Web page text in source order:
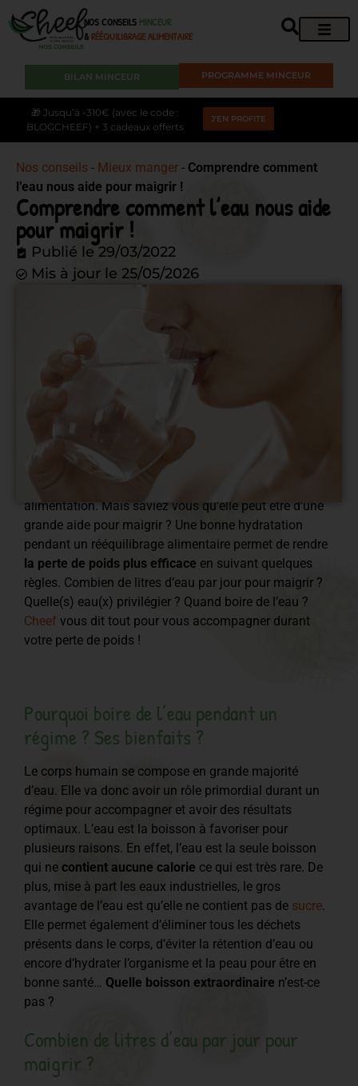
NOS CONSEILS MINCEUR
&RÉÉQUILIBRAGE ALIMENTAIRE
PROGRAMME MINCEUR
BILAN MINCEUR
🎁 Jusqu’à -310€ (avec le code :
BLOGCHEEF) + 3 cadeaux offerts
J'EN PROFITE
Nos conseils - Mieux manger - Comprendre comment
l’eau nous aide pour maigrir !
Comprendre comment l’eau nous aide
pour maigrir !
Publié le 29/03/2022
Mis à jour le 25/05/2026
besoin primaire
alimentation. Mais saviez vous qu’elle peut être d’une
grande aide pour maigrir ? Une bonne hydratation
pendant un rééquilibrage alimentaire permet de rendre
la perte de poids plus efficace en suivant quelques
règles. Combien de litres d’eau par jour pour maigrir ?
Quelle(s) eau(x) privilégier ? Quand boire de l’eau ?
Cheef vous dit tout pour vous accompagner durant
votre perte de poids !
Pourquoi boire de l’eau pendant un
régime ? Ses bienfaits ?
Le corps humain se compose en grande majorité
d’eau. Elle va donc avoir un rôle primordial durant un
régime pour accompagner et avoir des résultats
optimaux. L’eau est la boisson à favoriser pour
plusieurs raisons. En effet, l’eau est la seule boisson
qui ne contient aucune calorie ce qui est très rare. De
plus, mise à part les eaux industrielles, le gros
avantage de l’eau est qu’elle ne contient pas de sucre.
Elle permet également d’éliminer tous les déchets
présents dans le corps, d’éviter la rétention d’eau ou
encore d’hydrater l’organisme et la peau pour être en
bonne santé… Quelle boisson extraordinaire n’est-ce
pas ?
Combien de litres d’eau par jour pour
maigrir ?